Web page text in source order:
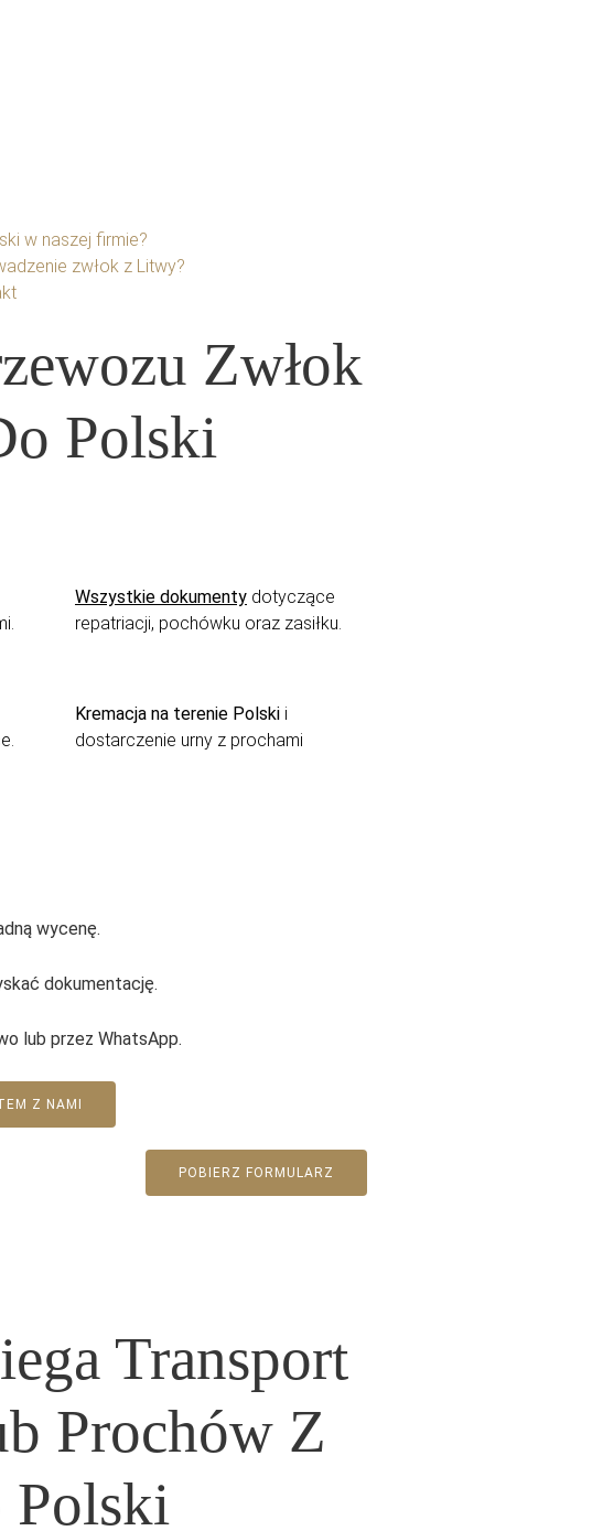
w naszej firmie?
zwłok z Litwy?
Zwłok
Polski
Wszystkie dokumenty dotyczące
repatriacji, pochówku oraz zasiłku.
Kremacja na terenie Polski i
dostarczenie urny z prochami
wycenę.
dokumentację.
lub przez WhatsApp.
Z NAMI
POBIERZ FORMULARZ
Transport
Prochów Z